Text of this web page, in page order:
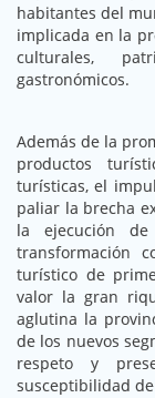
habitantes del
implicada en la
culturales,
gastronómicos.
Además de la
productos
turísticas, el
paliar la brecha
la ejecución
transformación
turístico de
valor la gran
aglutina la
de los nuevos
respeto y
susceptibilidad